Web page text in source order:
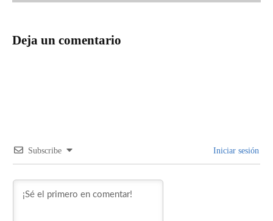
Deja un comentario
Subscribe Iniciar sesión